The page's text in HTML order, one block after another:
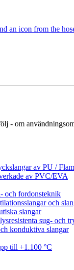
- om
av PU /
av PVC/EVA
och fordonsteknik
och
slangar
sug- och
konduktiva slangar
till +1.100 °C